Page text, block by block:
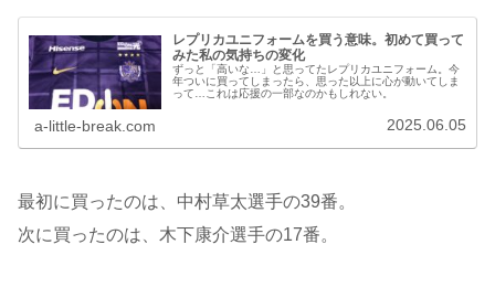
レプリカユニフォームを買う意味。初めて買って
みた私の気持ちの変化
ずっと「高いな…」と思ってたレプリカユニフォーム。今
年ついに買ってしまったら、思った以上に心が動いてしま
って…これは応援の一部なのかもしれない。
a-little-break.com 2025.06.05
最初に買ったのは、中村草太選手の39番。
次に買ったのは、木下康介選手の17番。